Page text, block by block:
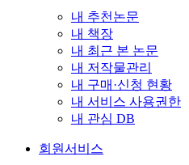
내 추천논문
내 책장
내 최근 본 논문
내 저작물관리
내 구매·신청 현황
내 서비스 사용권한
내 관심 DB
회원서비스